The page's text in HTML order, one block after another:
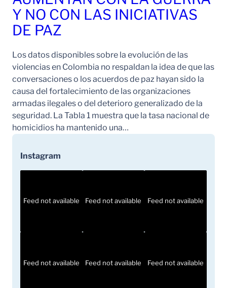
Y NO CON LAS INICIATIVAS
DE PAZ
Los datos disponibles sobre la evolución de las
violencias en Colombia no respaldan la idea de que las
conversaciones o los acuerdos de paz hayan sido la
causa del fortalecimiento de las organizaciones
armadas ilegales o del deterioro generalizado de la
seguridad. La Tabla 1 muestra que la tasa nacional de
homicidios ha mantenido una…
Instagram
Feed not available Feed not available Feed not available
Feed not available Feed not available Feed not available